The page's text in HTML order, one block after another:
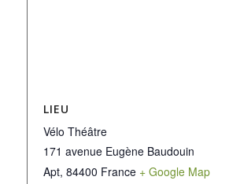
LIEU
Vélo Théâtre
171 avenue Eugène Baudouin
Apt, 84400 France + Google Map